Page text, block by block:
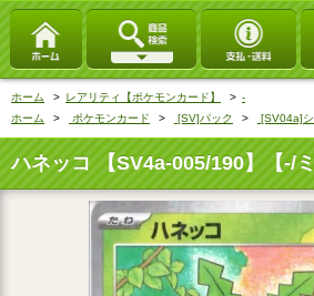
ホーム > レアリティ【ポケモンカード】 > ‐
ホーム
> ポケモンカード > [SV]パック > [SV04a]
ハネッコ 【SV4a-005/190】【‐/ミ